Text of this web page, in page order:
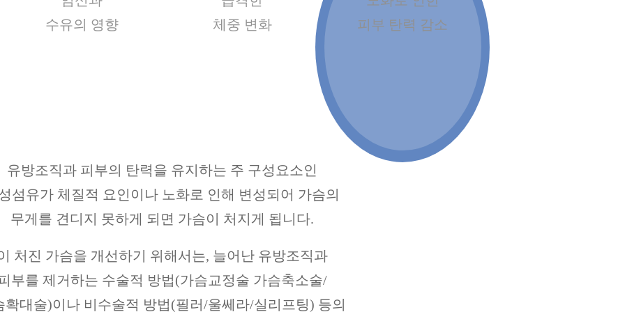
수유의 영향
체중 변화
피부 탄력 감소
유방조직과 피부의 탄력을 유지하는 주 구성요소인
섬유가 체질적 요인이나 노화로 인해 변성되어 가슴의
무게를 견디지 못하게 되면 가슴이 처지게 됩니다.
처진 가슴을 개선하기 위해서는, 늘어난 유방조직과
부를 제거하는 수술적 방법(가슴교정술 가슴축소술/
확대술)이나 비수술적 방법(필러/울쎄라/실리프팅) 등의